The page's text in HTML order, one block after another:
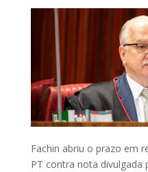
Fachin abriu o prazo em
PT contra nota divulgada